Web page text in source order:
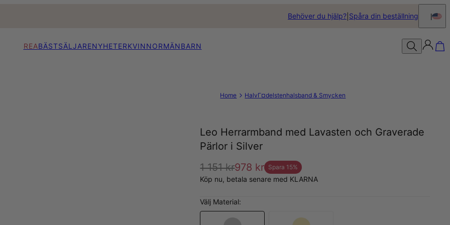
Behöver du hjälp? Spåra din beställning
REABÄSTSÄLJARENYHETERKVINNORMÄNBARN
Home HalvГ¤delstenhalsband & Smycken
Leo Herrarmband med Lavasten och Graverade
Pärlor i Silver
1 151 kr978 kr Spara 15%
Köp nu, betala senare med KLARNA
Välj Material: